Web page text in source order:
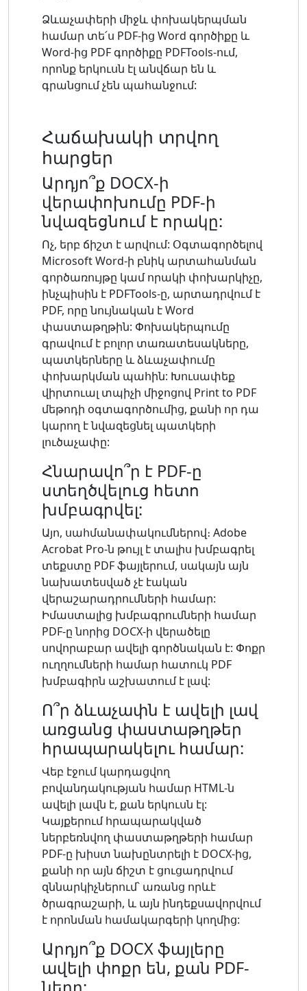
Ձևաչափերի միջև փոխակերպման
համար տե՛ս PDF-ից Word գործիքը և
Word-ից PDF գործիքը PDFTools-ում,
որոնք երկուսն էլ անվճար են և
գրանցում չեն պահանջում:
Հաճախակի տրվող
հարցեր
Արդյո՞ք DOCX-ի
վերափոխումը PDF-ի
նվազեցնում է որակը:
Ոչ, երբ ճիշտ է արվում: Օգտագործելով
Microsoft Word-ի բնիկ արտահանման
գործառույթը կամ որակի փոխարկիչը,
ինչպիսին է PDFTools-ը, արտադրվում է
PDF, որը նույնական է Word
փաստաթղթին: Փոխակերպումը
գրավում է բոլոր տառատեսակները,
պատկերները և ձևաչափումը
փոխարկման պահին: Խուսափեք
վիրտուալ տպիչի միջոցով Print to PDF
մեթոդի օգտագործումից, քանի որ դա
կարող է նվազեցնել պատկերի
լուծաչափը:
Հնարավո՞ր է PDF-ը
ստեղծվելուց հետո
խմբագրվել:
Այո, սահմանափակումներով։ Adobe
Acrobat Pro-ն թույլ է տալիս խմբագրել
տեքստը PDF ֆայլերում, սակայն այն
նախատեսված չէ էական
վերաշարադրումների համար:
Իմաստալից խմբագրումների համար
PDF-ը նորից DOCX-ի վերածելը
սովորաբար ավելի գործնական է: Փոքր
ուղղումների համար հատուկ PDF
խմբագիրն աշխատում է լավ:
Ո՞ր ձևաչափն է ավելի լավ
առցանց փաստաթղթեր
հրապարակելու համար:
Վեբ էջում կարդացվող
բովանդակության համար HTML-ն
ավելի լավն է, քան երկուսն էլ:
Կայքերում հրապարակված
ներբեռնվող փաստաթղթերի համար
PDF-ը խիստ նախընտրելի է DOCX-ից,
քանի որ այն ճիշտ է ցուցադրվում
զննարկիչներում՝ առանց որևէ
ծրագրաշարի, և այն ինդեքսավորվում
է որոնման համակարգերի կողմից:
Արդյո՞ք DOCX ֆայլերը
ավելի փոքր են, քան PDF-